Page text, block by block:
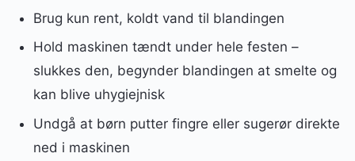
Brug kun rent, koldt vand til blandingen
Hold maskinen tændt under hele festen –
slukkes den, begynder blandingen at smelte og
kan blive uhygiejnisk
Undgå at børn putter fingre eller sugerør direkte
ned i maskinen